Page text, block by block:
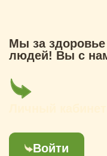
Мы за здоровье
людей! Вы с
Войти